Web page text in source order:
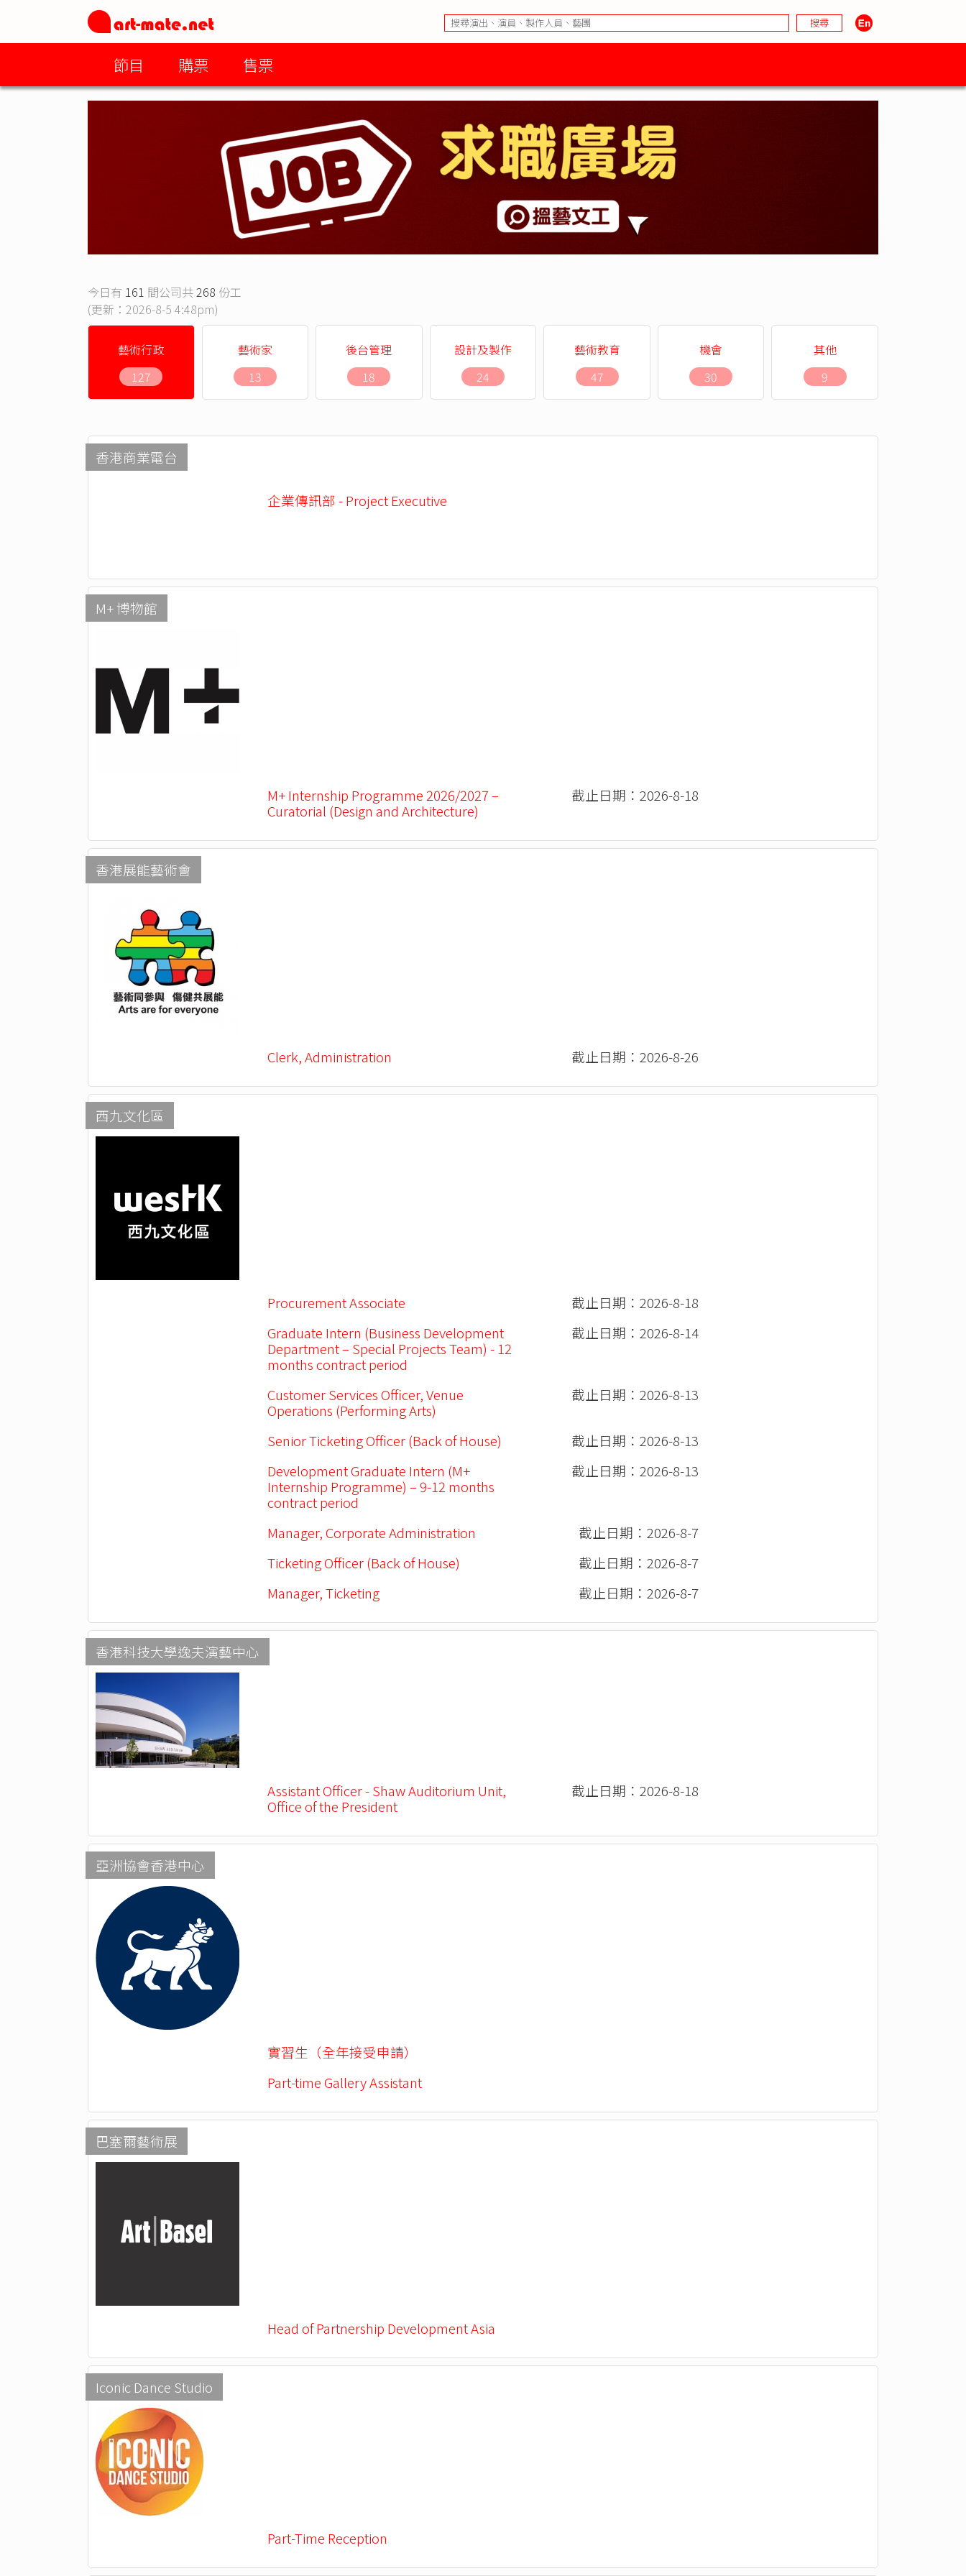
節目 購票 售票
今日有 161 間公司共268 份工
(更新：2026-8-5 4:48pm)
藝術行政
127
藝術家
13
後台管理
18
設計及製作
24
藝術教育
47
機會
30
其他
9
香港商業電台
企業傳訊部 - Project Executive
M+ 博物館
M+ Internship Programme 2026/2027 –
Curatorial (Design and Architecture)
截止日期：2026-8-18
香港展能藝術會
Clerk, Administration 截止日期：2026-8-26
西九文化區
Procurement Associate
截止日期：2026-8-18
Graduate Intern (Business Development
Department – Special Projects Team) - 12
months contract period
截止日期：2026-8-14
Customer Services Officer, Venue
Operations (Performing Arts)
截止日期：2026-8-13
Senior Ticketing Officer (Back of House)
截止日期：2026-8-13
Development Graduate Intern (M+
Internship Programme) – 9-12 months
contract period
截止日期：2026-8-13
Manager, Corporate Administration
截止日期：2026-8-7
Ticketing Officer (Back of House)
截止日期：2026-8-7
Manager, Ticketing
截止日期：2026-8-7
香港科技大學逸夫演藝中心
Assistant Officer - Shaw Auditorium Unit,
Office of the President
截止日期：2026-8-18
亞洲協會香港中心
實習生（全年接受申請）
Part-time Gallery Assistant
巴塞爾藝術展
Head of Partnership Development Asia
Iconic Dance Studio
Part-Time Reception